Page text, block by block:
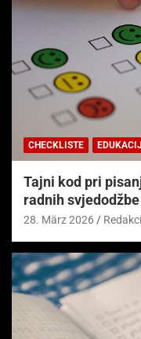
CHECKLISTE
Tajni kod pri
radnih
28. März 2026